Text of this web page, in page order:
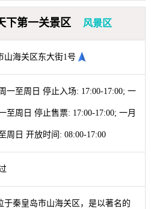
下第一关景区 风景区
山海关区东大街1号
一至周日 停止入场: 17:00-17:00; 一
至周日 停止售票: 17:00-17:00; 一月
周日 开放时间: 08:00-17:00
于秦皇岛市山海关区，是以著名的